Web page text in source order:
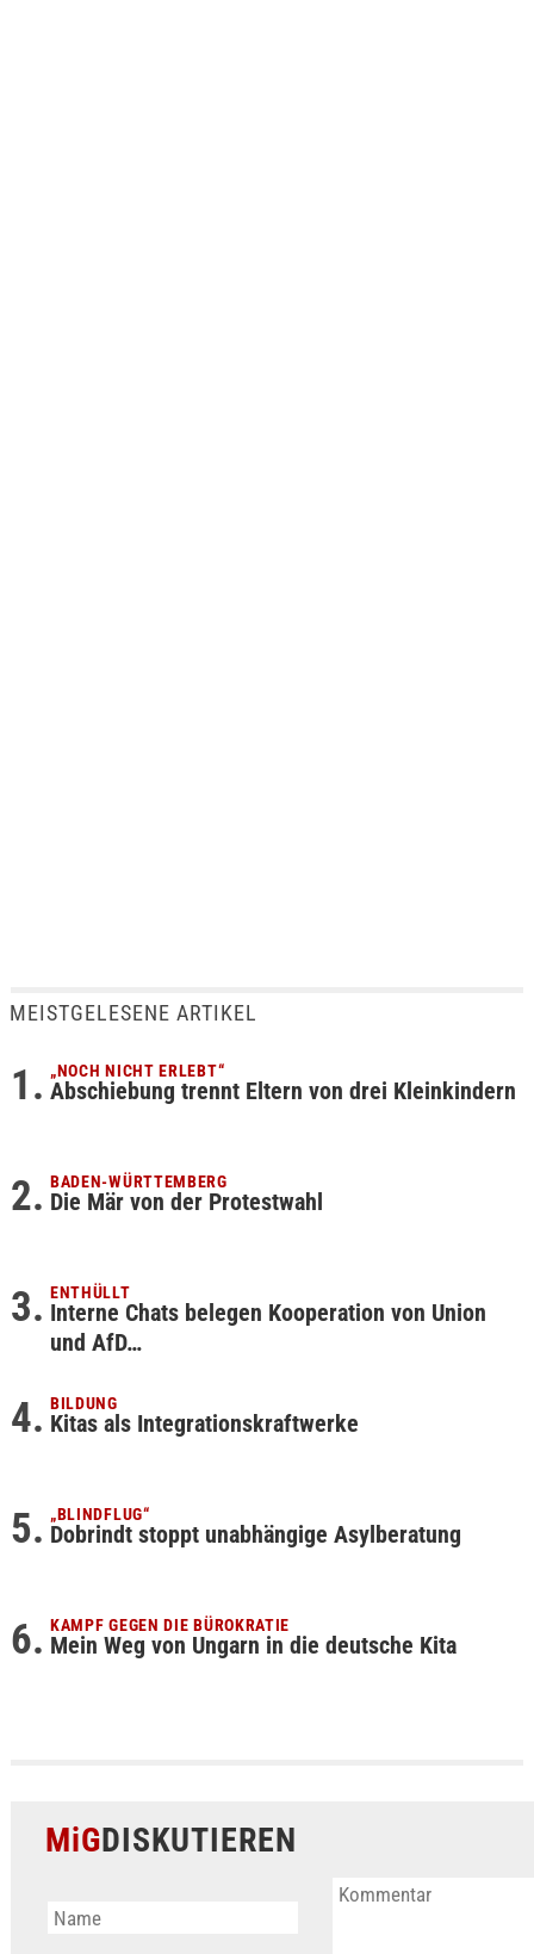
MEISTGELESENE ARTIKEL
„NOCH NICHT ERLEBT“
Abschiebung trennt Eltern von drei Kleinkindern
BADEN-WÜRTTEMBERG
Die Mär von der Protestwahl
ENTHÜLLT
Interne Chats belegen Kooperation von Union
und AfD…
BILDUNG
Kitas als Integrationskraftwerke
„BLINDFLUG“
Dobrindt stoppt unabhängige Asylberatung
KAMPF GEGEN DIE BÜROKRATIE
Mein Weg von Ungarn in die deutsche Kita
MiGDISKUTIEREN